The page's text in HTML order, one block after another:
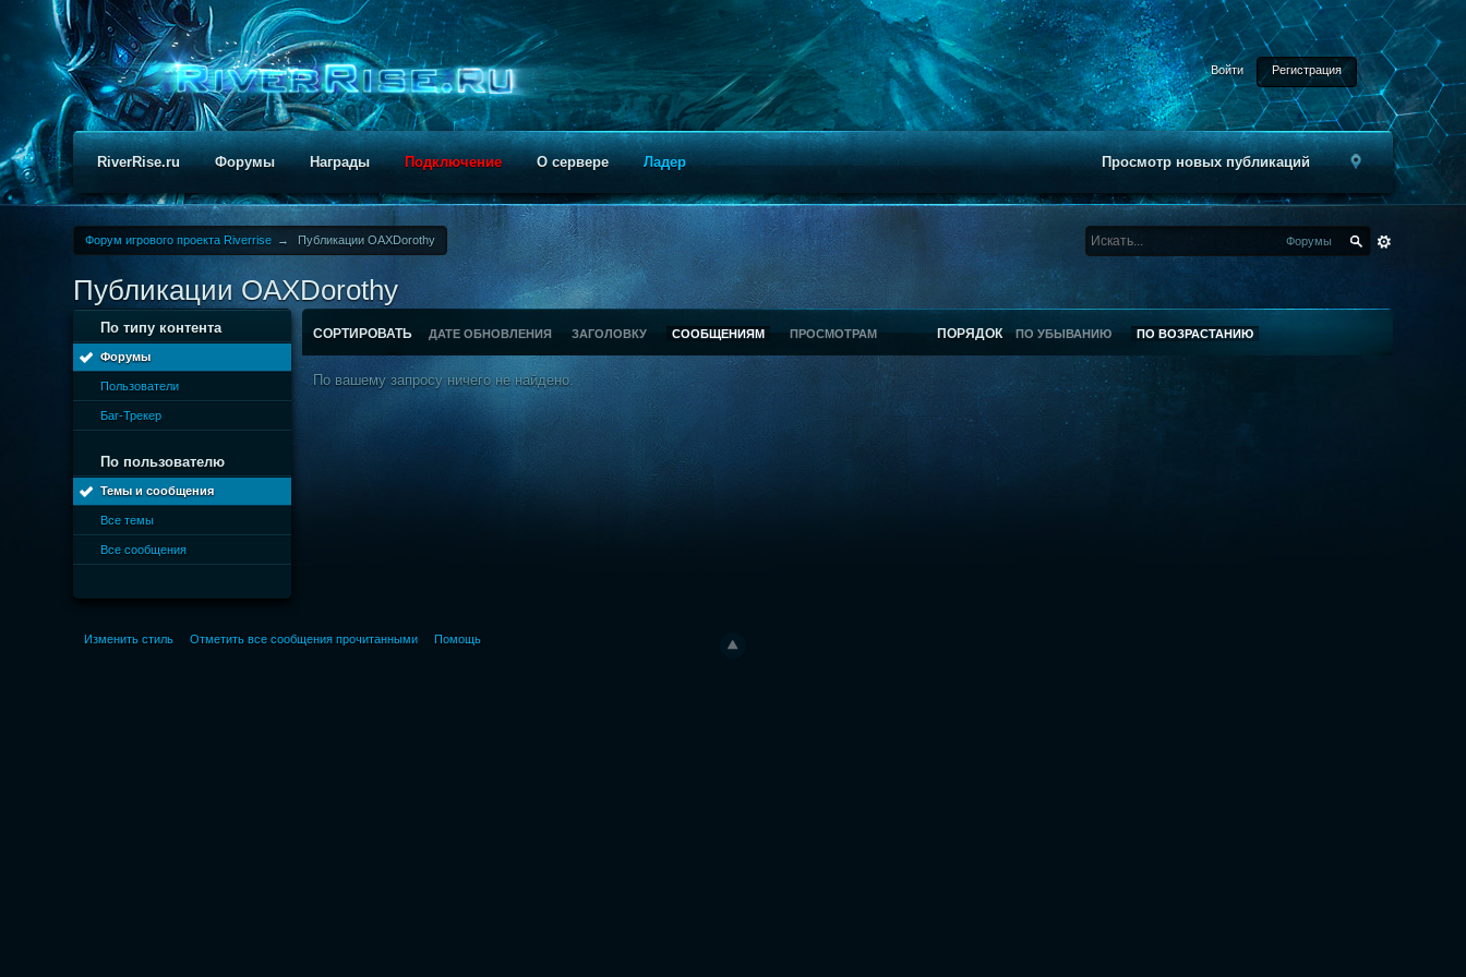
Войти Регистрация
Просмотр новых публикаций
RiverRise.ru Форумы Награды Подключение О сервере Ладер
Форум игрового проекта Riverrise → Публикации OAXDorothy Форумы
Публикации OAXDorothy
По типу контента
Форумы
Пользователи
Баг-Трекер
По пользователю
Темы и сообщения
Все темы
Все сообщения
СОРТИРОВАТЬ ДАТЕ ОБНОВЛЕНИЯ ЗАГОЛОВКУ СООБЩЕНИЯМ ПРОСМОТРАМ ПОРЯДОК ПО УБЫВАНИЮ ПО ВОЗРАСТАНИЮ
По вашему запросу ничего не найдено.
Изменить стиль Отметить все сообщения прочитанными Помощь